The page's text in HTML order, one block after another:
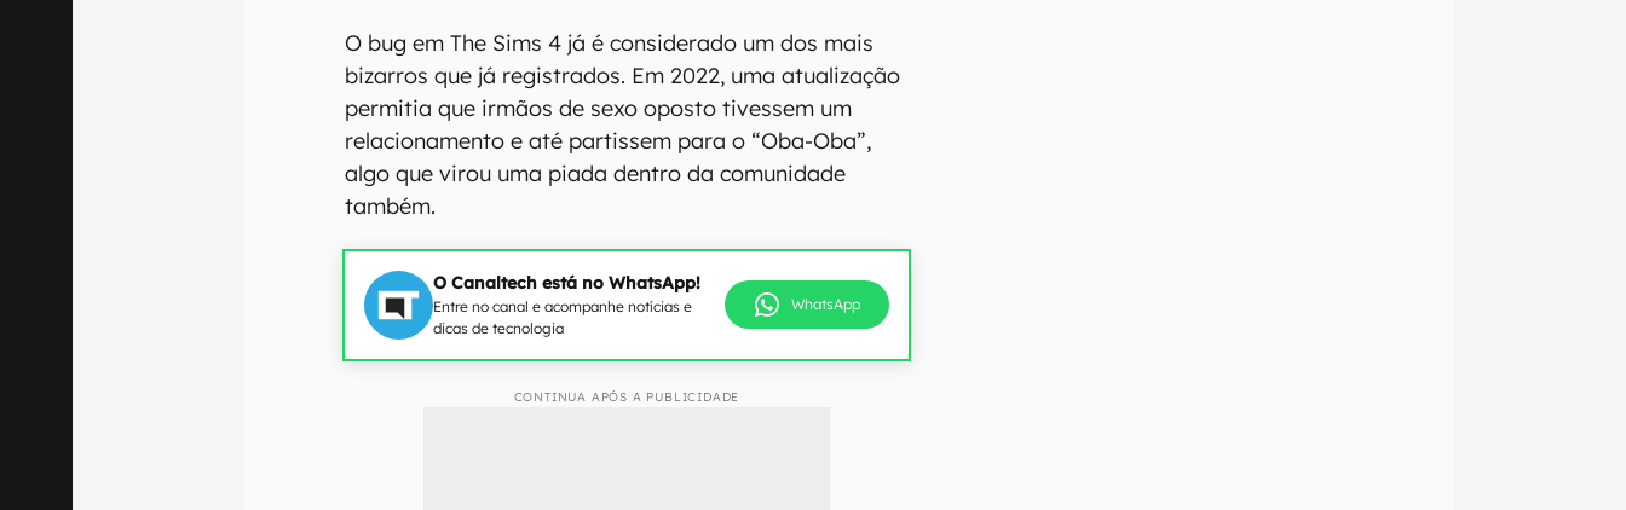
O bug em The Sims 4 já é considerado um dos mais
bizarros que já registrados. Em 2022, uma atualização
permitia que irmãos de sexo oposto tivessem um
relacionamento e até partissem para o “Oba-Oba”,
algo que virou uma piada dentro da comunidade
também.
O Canaltech está no WhatsApp!
Entre no canal e acompanhe notícias e
dicas de tecnologia
WhatsApp
CONTINUA APÓS A PUBLICIDADE